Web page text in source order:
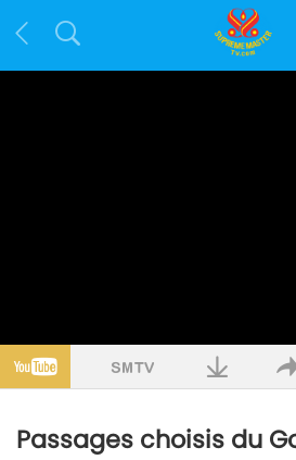
Passages choisis du